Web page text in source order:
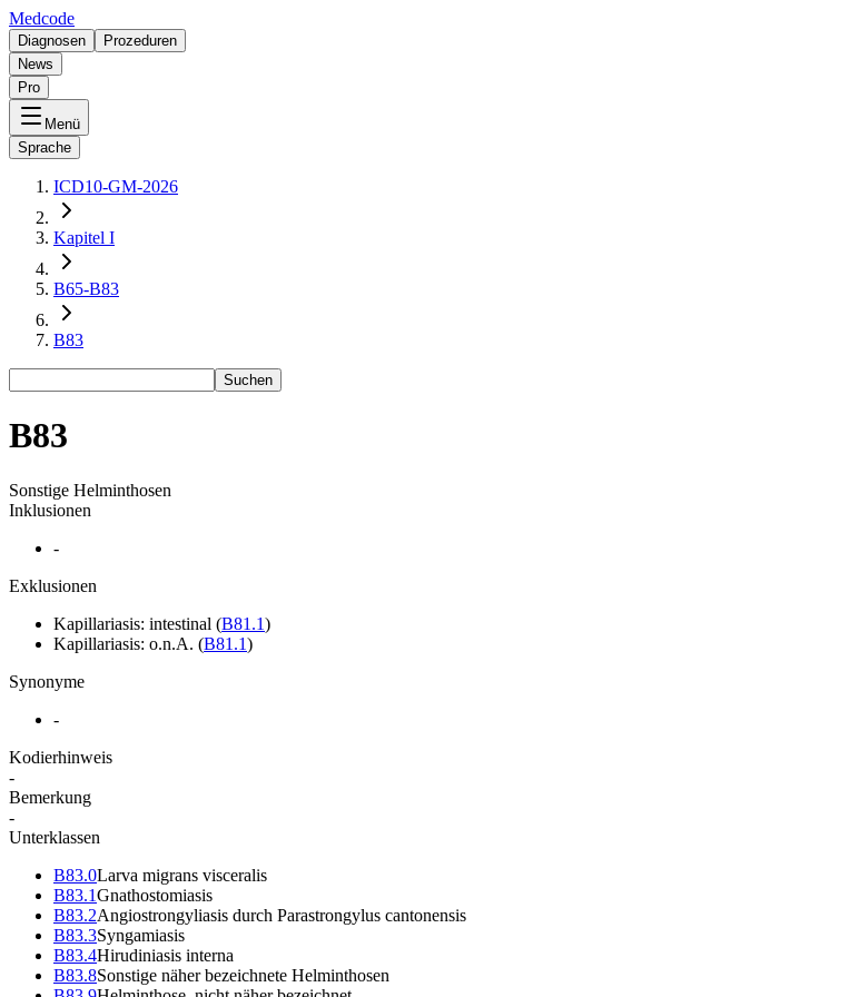
Medcode
Diagnosen
Prozeduren
News
Pro
Menü
Sprache
ICD10-GM-2026
Kapitel I
B65-B83
B83
Suchen
B83
Sonstige Helminthosen
Inklusionen
-
Exklusionen
Kapillariasis: intestinal (B81.1)
Kapillariasis: o.n.A. (B81.1)
Synonyme
-
Kodierhinweis
-
Bemerkung
-
Unterklassen
B83.0Larva migrans visceralis
B83.1Gnathostomiasis
B83.2Angiostrongyliasis durch Parastrongylus cantonensis
B83.3Syngamiasis
B83.4Hirudiniasis interna
B83.8Sonstige näher bezeichnete Helminthosen